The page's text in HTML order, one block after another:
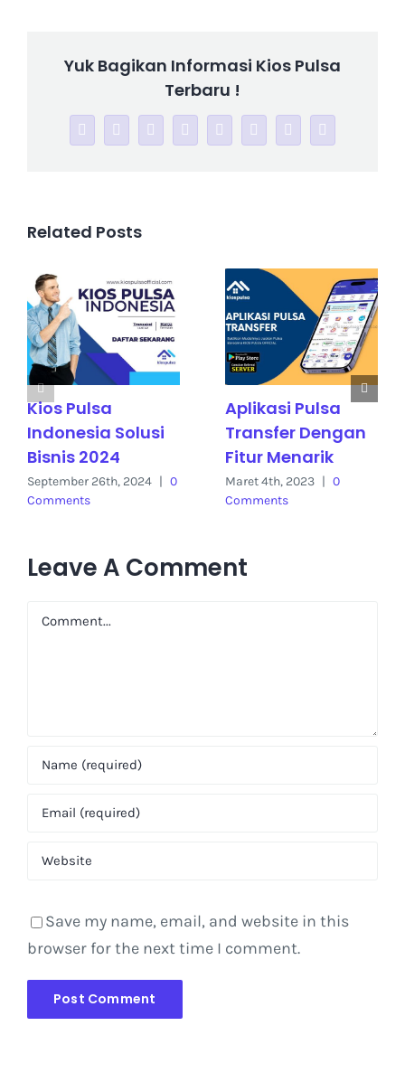
Yuk Bagikan Informasi Kios Pulsa
Terbaru !
FacebookTwitterRedditLinkedInWhatsAppTumblrPinterestTelegram
Related Posts
Kios Pulsa
Indonesia Solusi
Bisnis 2024
September 26th, 2024 | 0
Comments
Aplikasi Pulsa
Transfer Dengan
Fitur Menarik
Maret 4th, 2023 | 0
Comments
Leave A Comment
Comment
Save my name, email, and website in this
browser for the next time I comment.